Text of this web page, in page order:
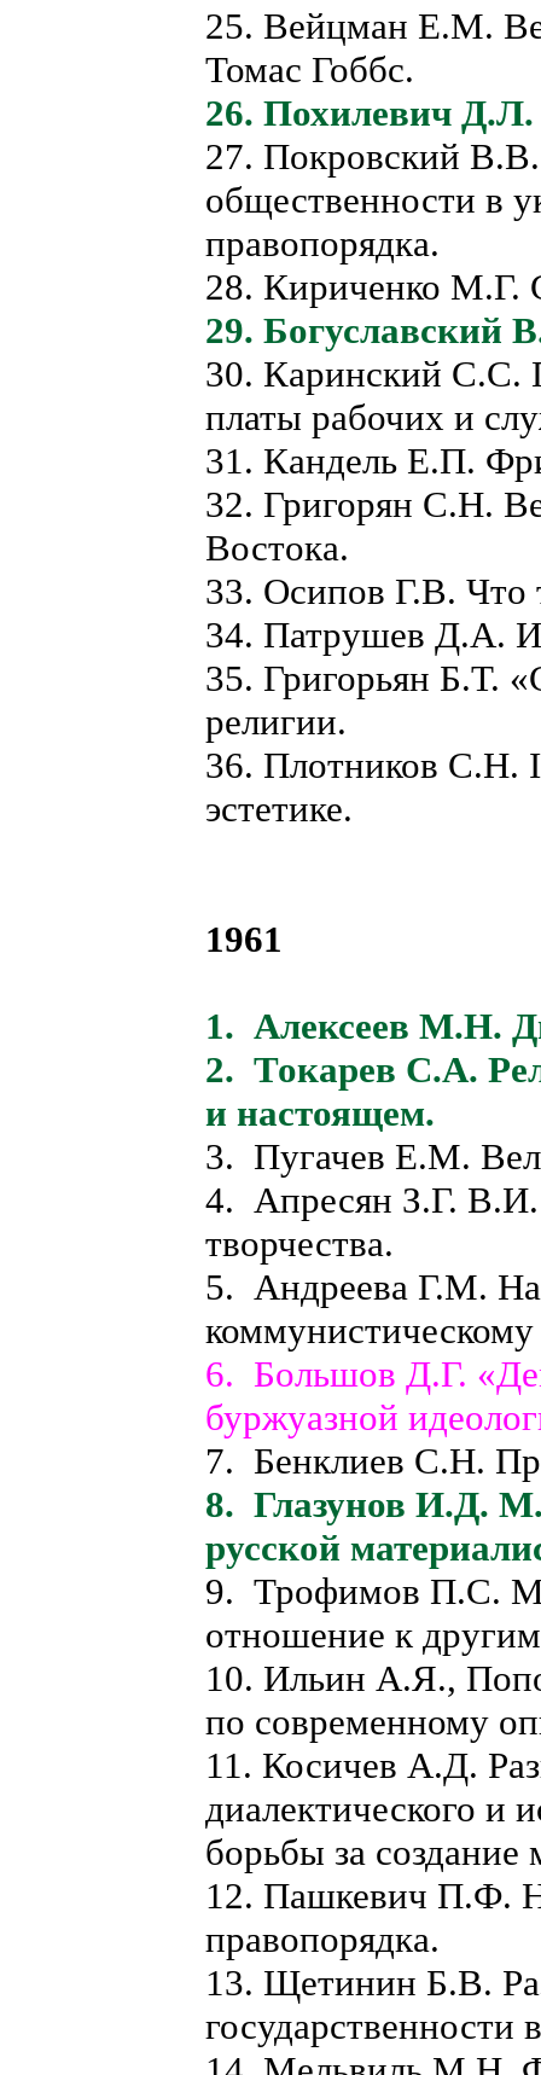
25. Вейцман Е.М.
Томас Гоббс.
26. Похилевич
27. Покровский
общественности в
правопорядка.
28. Кириченко М.Г.
29. Богуславский
30. Каринский С.С.
платы рабочих и
31. Кандель Е.П.
32. Григорян С.Н.
Востока.
33. Осипов Г.В. Что
34. Патрушев Д.А.
35. Григорьян Б.Т.
религии.
36. Плотников С.Н.
эстетике.
1961
1. Алексеев М.Н.
2. Токарев С.А.
и настоящем.
3. Пугачев Е.М.
4. Апресян З.Г.
творчества.
5. Андреева Г.М. На
6. Большов Д.Г.
буржуазной
7. Бенклиев С.Н.
8. Глазунов И.Д.
русской
9. Трофимов П.С.
отношение к
10. Ильин А.Я.,
по современному
11. Косичев А.Д.
диалектического и
борьбы за создание
12. Пашкевич П.Ф.
правопорядка.
13. Щетинин Б.В.
государственности